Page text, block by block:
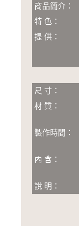
商品簡介：
特 色：
提 供：
尺 寸：
材 質：
製作時間：
內 含：
說 明：